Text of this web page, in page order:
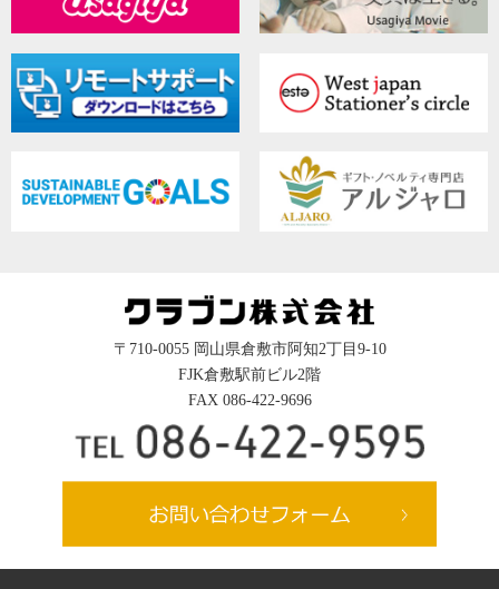
〒710-0055 岡山県倉敷市阿知2丁目9-10
FJK倉敷駅前ビル2階
FAX 086-422-9696